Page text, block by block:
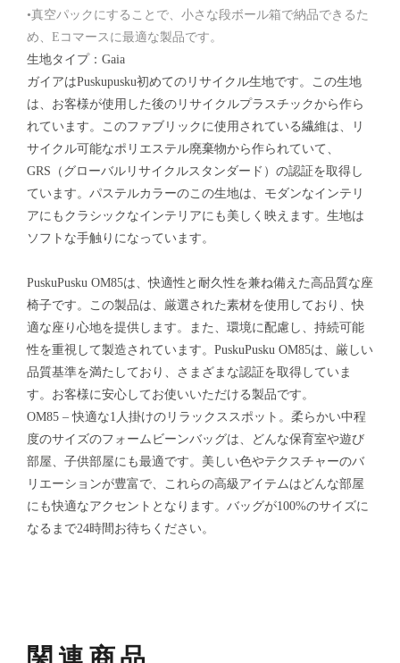
•真空パックにすることで、小さな段ボール箱で納品できるた
め、Eコマースに最適な製品です。
生地タイプ：Gaia
ガイアはPuskupusku初めてのリサイクル生地です。この生地
は、お客様が使用した後のリサイクルプラスチックから作ら
れています。このファブリックに使用されている繊維は、リ
サイクル可能なポリエステル廃棄物から作られていて、
GRS（グローバルリサイクルスタンダード）の認証を取得し
ています。パステルカラーのこの生地は、モダンなインテリ
アにもクラシックなインテリアにも美しく映えます。生地は
ソフトな手触りになっています。
PuskuPusku OM85は、快適性と耐久性を兼ね備えた高品質な座
椅子です。この製品は、厳選された素材を使用しており、快
適な座り心地を提供します。また、環境に配慮し、持続可能
性を重視して製造されています。PuskuPusku OM85は、厳しい
品質基準を満たしており、さまざまな認証を取得していま
す。お客様に安心してお使いいただける製品です。
OM85 – 快適な1人掛けのリラックススポット。柔らかい中程
度のサイズのフォームビーンバッグは、どんな保育室や遊び
部屋、子供部屋にも最適です。美しい色やテクスチャーのバ
リエーションが豊富で、これらの高級アイテムはどんな部屋
にも快適なアクセントとなります。バッグが100%のサイズに
なるまで24時間お待ちください。